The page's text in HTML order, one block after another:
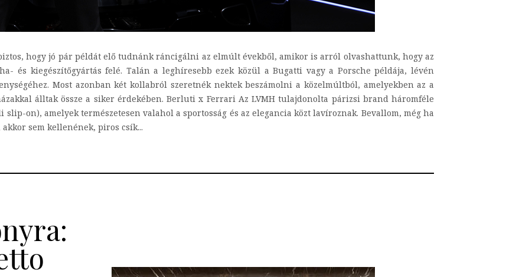
hogy jó pár példát elő tudnánk ráncigálni az elmúlt évekből, amikor is arról olvashattunk, hogy az
és kiegészítőgyártás felé. Talán a leghíresebb ezek közül a Bugatti vagy a Porsche példája, lévén
Most azonban két kollabról szeretnék nektek beszámolni a közelmúltból, amelyekben az a
álltak össze a siker érdekében. Berluti x Ferrari Az LVMH tulajdonolta párizsi brand háromféle
on), amelyek természetesen valahol a sportosság és az elegancia közt lavíroznak. Bevallom, még ha
sem kellenének, piros csík...